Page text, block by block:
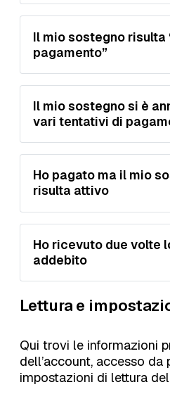
Portale
aggiungere un
pagamento;
aggiornare quello
rinnovo, quando
Il mio sostegno risulta
pagamento”
Il mio sostegno si è
vari tentativi di
Ho pagato ma il mio
risulta attivo
l’indirizzo email
la data del
un eventuale
ricevuta.
Ho ricevuto due volte
addebito
l’indirizzo email
la data dei due
l’importo;
Lettura e
Qui trovi le informazioni
dell’account, accesso da
impostazioni di lettura